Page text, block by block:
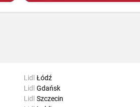
Lidl Łódź
Lidl Gdańsk
Lidl Szczecin